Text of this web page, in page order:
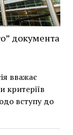
документа
вважає
критеріїв
вступу до